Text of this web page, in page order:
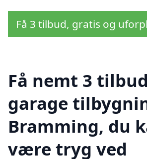
Få 3 tilbud, gratis og
Få nemt 3
garage
Bramming, du
være tryg ved